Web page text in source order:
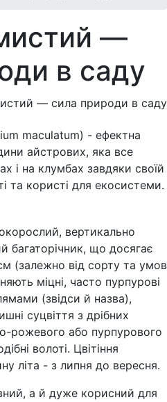
—
в саду
maculatum) - ефектна
айстрових, яка все
і на клумбах завдяки своїй
та користі для екосистеми.
вертикально
багаторічник, що досягає
(залежно від сорту та умов
міцні, часто пурпурові
(звідси й назва),
суцвіття з дрібних
рожевого або пурпурового
волоті. Цвітіння
літа - з липня до вересня.
а й дуже корисний для